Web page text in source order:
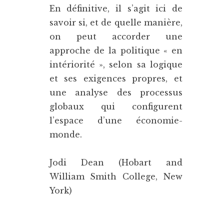
En définitive, il s’agit ici de
savoir si, et de quelle manière,
on peut accorder une
approche de la politique « en
intériorité », selon sa logique
et ses exigences propres, et
une analyse des processus
globaux qui configurent
l’espace d’une économie-
monde.
Jodi Dean (Hobart and
William Smith College, New
York)